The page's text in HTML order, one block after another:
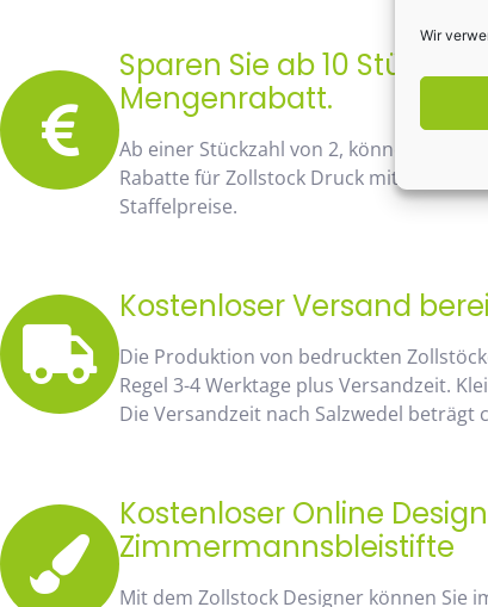
Wir
Sparen Sie ab 10 Stück
Mengenrabatt.
Ab einer Stückzahl von 2, können Sie
Rabatte für Zollstock Druck mit Namen
Staffelpreise.
Kostenloser Versand
Die Produktion von bedruckten
Regel 3-4 Werktage plus Versandzeit.
Die Versandzeit nach Salzwedel beträgt
Kostenloser Online
Zimmermannsbleistifte
Mit dem Zollstock Designer können Sie